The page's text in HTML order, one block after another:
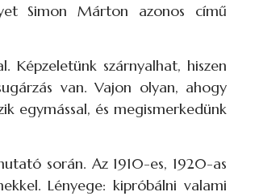
Simon Márton azonos című
szárnyalhat, hiszen
van. Vajon olyan, ahogy
egymással, és megismerkedünk
során. Az 1910-es, 1920-as
Lényege: kipróbálni valami